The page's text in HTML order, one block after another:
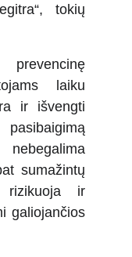
tokių
prevencinę
laiku
ir išvengti
sumažintų
rizikuoja ir
galiojančios